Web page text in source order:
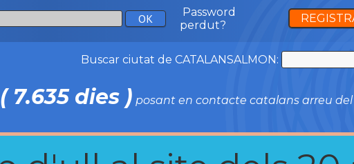
Password
perdut?
Buscar ciutat de CATALANSALMON:
( 7.635 dies ) posant en contacte catalans arreu